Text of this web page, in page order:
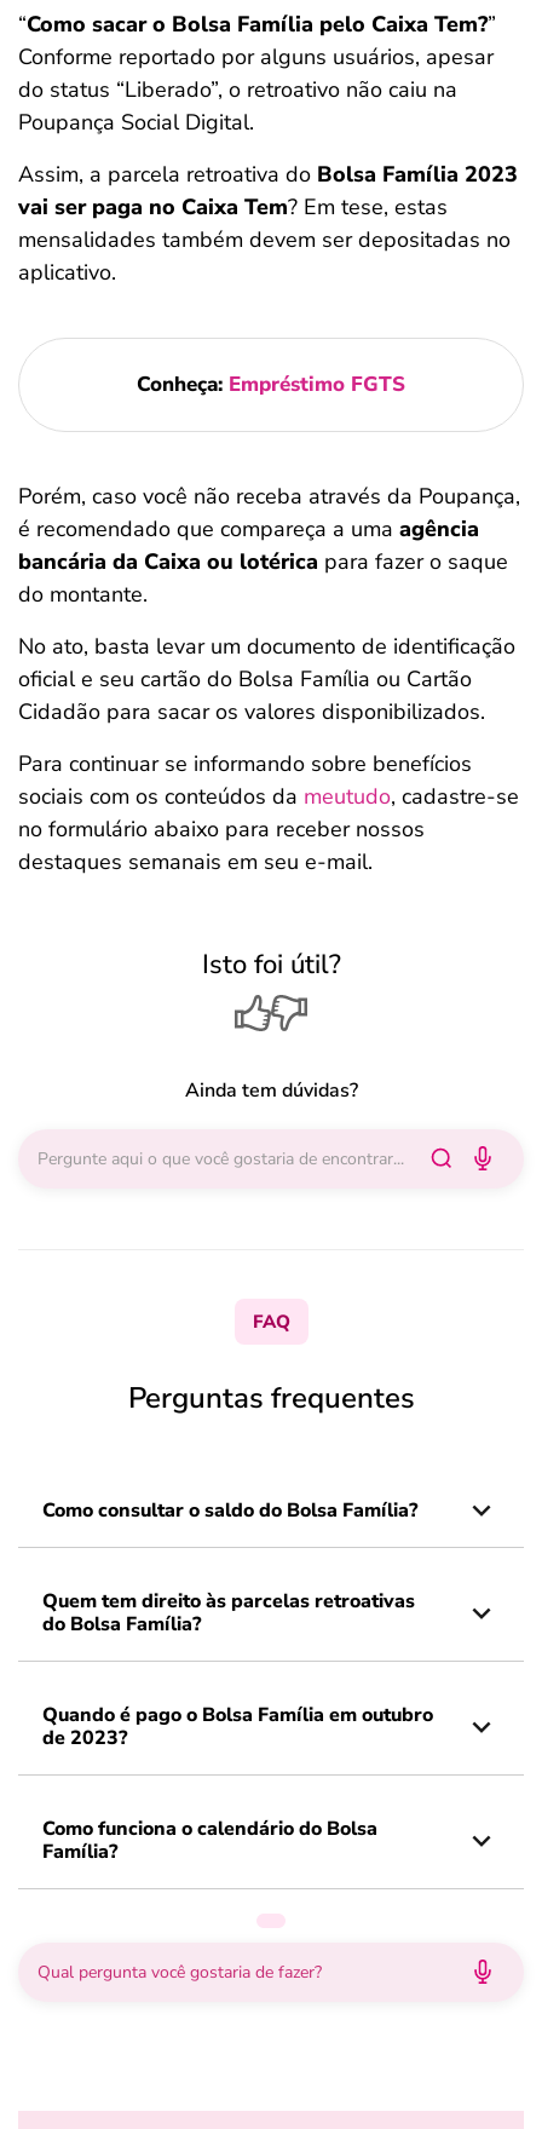
“Como sacar o Bolsa Família pelo Caixa Tem?”
Conforme reportado por alguns usuários, apesar
do status “Liberado”, o retroativo não caiu na
Poupança Social Digital.
Assim, a parcela retroativa do Bolsa Família 2023
vai ser paga no Caixa Tem? Em tese, estas
mensalidades também devem ser depositadas no
aplicativo.
Conheça: Empréstimo FGTS
Porém, caso você não receba através da Poupança,
é recomendado que compareça a uma agência
bancária da Caixa ou lotérica para fazer o saque
do montante.
No ato, basta levar um documento de identificação
oficial e seu cartão do Bolsa Família ou Cartão
Cidadão para sacar os valores disponibilizados.
Para continuar se informando sobre benefícios
sociais com os conteúdos da meutudo, cadastre-se
no formulário abaixo para receber nossos
destaques semanais em seu e-mail.
Isto foi útil?
Ainda tem dúvidas?
FAQ
Perguntas frequentes
Como consultar o saldo do Bolsa Família?
Quem tem direito às parcelas retroativas
do Bolsa Família?
Quando é pago o Bolsa Família em outubro
de 2023?
Como funciona o calendário do Bolsa
Família?